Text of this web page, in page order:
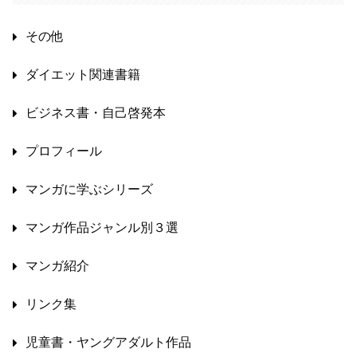
その他
ダイエット関連書籍
ビジネス書・自己啓発本
プロフィール
マンガに学ぶシリーズ
マンガ作品ジャンル別３選
マンガ紹介
リンク集
児童書・ヤングアダルト作品